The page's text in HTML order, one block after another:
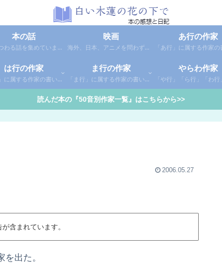
本の話
本にまつわる話を集めています。1年間に読んだ本の総括や、本に関する話題など。
映画
海外、日本、アニメを問わず映画の感想（レビュー）を綴っています。
あ行の作家
は行の作家
「は行」に属する作家の書いた本の感想です。さらに「は」「ひ」「ふ」「へ」「ほ」に分類していあります。お好きな作家の作品を探してみてください。
ま行の作家
「ま行」に属する作家の書いた本の感想です。さらに「ま」「み」「む」「め」「も」に分類していあります。お好きな作家の作品を探してみてください。
やらわ作家
読んだ本の『50音別作家一覧』はこちらから>>
2006.05.27
含まれています。
出た。